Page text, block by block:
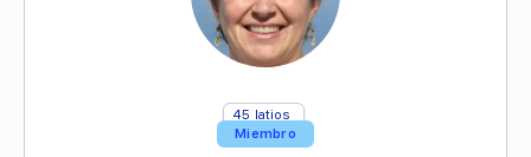
45 latios
Miembro